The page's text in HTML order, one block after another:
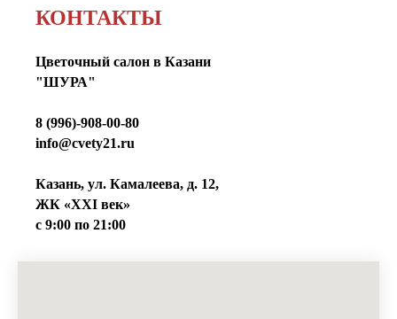
КОНТАКТЫ
Цветочный салон в Казани
"ШУРА"
8 (996)-908-00-80
info@cvety21.ru
Казань, ул. Камалеева, д. 12,
ЖК «XXI век»
c 9:00 по 21:00